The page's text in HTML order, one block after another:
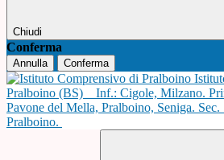
Chiudi
Conferma
Annulla Conferma
Pralboino (BS)
Inf.: Cigole, Milzano.
Pavone del Mella, Pralboino, Seniga. Sec.
Pralboino.